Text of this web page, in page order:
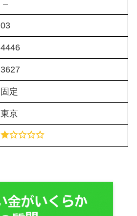
–
03
4446
3627
固定
東京